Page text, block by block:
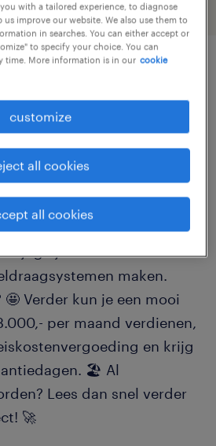
Heb jij technisch
het niet erg om in een 2
Dan is deze functie
wat je zoekt! Voor onze
Hoorn zoeken wij iemand
ga je machines
maken.
Verder kun je een mooi
per maand verdienen,
en krijg
🏖️ Al
Lees dan snel verder
🚀
with a tailored experience, to diagnose
improve our website. We also use them to
in searches. You can either accept or
to specify your choice. You can
time. More information is in our cookie
customize
all cookies
all cookies